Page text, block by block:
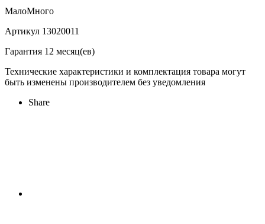
МалоМного
Артикул 13020011
Гарантия 12 месяц(ев)
Технические характеристики и комплектация товара могут
быть изменены производителем без уведомления
Share